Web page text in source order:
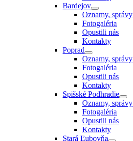
Bardejov
Oznamy, správy
Fotogaléria
Opustili nás
Kontakty
Poprad
Oznamy, správy
Fotogaléria
Opustili nás
Kontakty
Spišské Podhradie
Oznamy, správy
Fotogaléria
Opustili nás
Kontakty
Stará Ľubovňa